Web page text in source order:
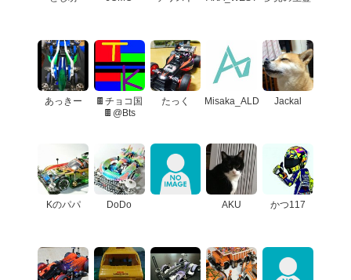
あっきー
🍫チョコ国
🍫@Bts
たっく Misaka_ALD Jackal
Kのパパ DoDo AKU かつ117